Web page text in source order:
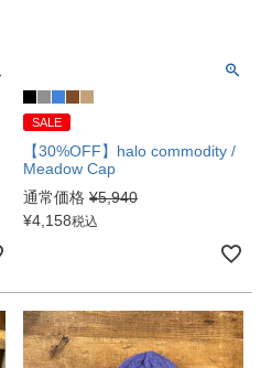
SALE
【30%OFF】halo commodity /
Meadow Cap
通常価格 ¥5,940
¥4,158税込